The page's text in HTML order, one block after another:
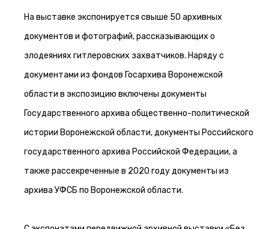
На выставке экспонируется свыше 50 архивных
документов и фотографий, рассказывающих о
злодеяниях гитлеровских захватчиков. Наряду с
документами из фондов Госархива Воронежской
области в экспозицию включены документы
Государственного архива общественно-политической
истории Воронежской области, документы Российского
государственного архива Российской Федерации, а
также рассекреченные в 2020 году документы из
архива УФСБ по Воронежской области.